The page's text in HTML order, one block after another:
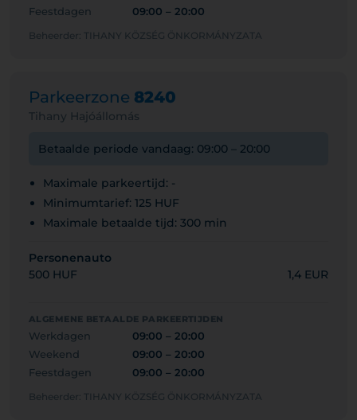
Feestdagen 09:00 – 20:00
Beheerder: TIHANY KÖZSÉG ÖNKORMÁNYZATA
Parkeerzone 8240
Tihany Hajóállomás
Betaalde periode vandaag: 09:00 – 20:00
Maximale parkeertijd: -
Minimumtarief: 125 HUF
Maximale betaalde tijd: 300 min
Personenauto
500 HUF
1,4 EUR
ALGEMENE BETAALDE PARKEERTIJDEN
Werkdagen
09:00 – 20:00
Weekend
09:00 – 20:00
Feestdagen
09:00 – 20:00
Beheerder: TIHANY KÖZSÉG ÖNKORMÁNYZATA